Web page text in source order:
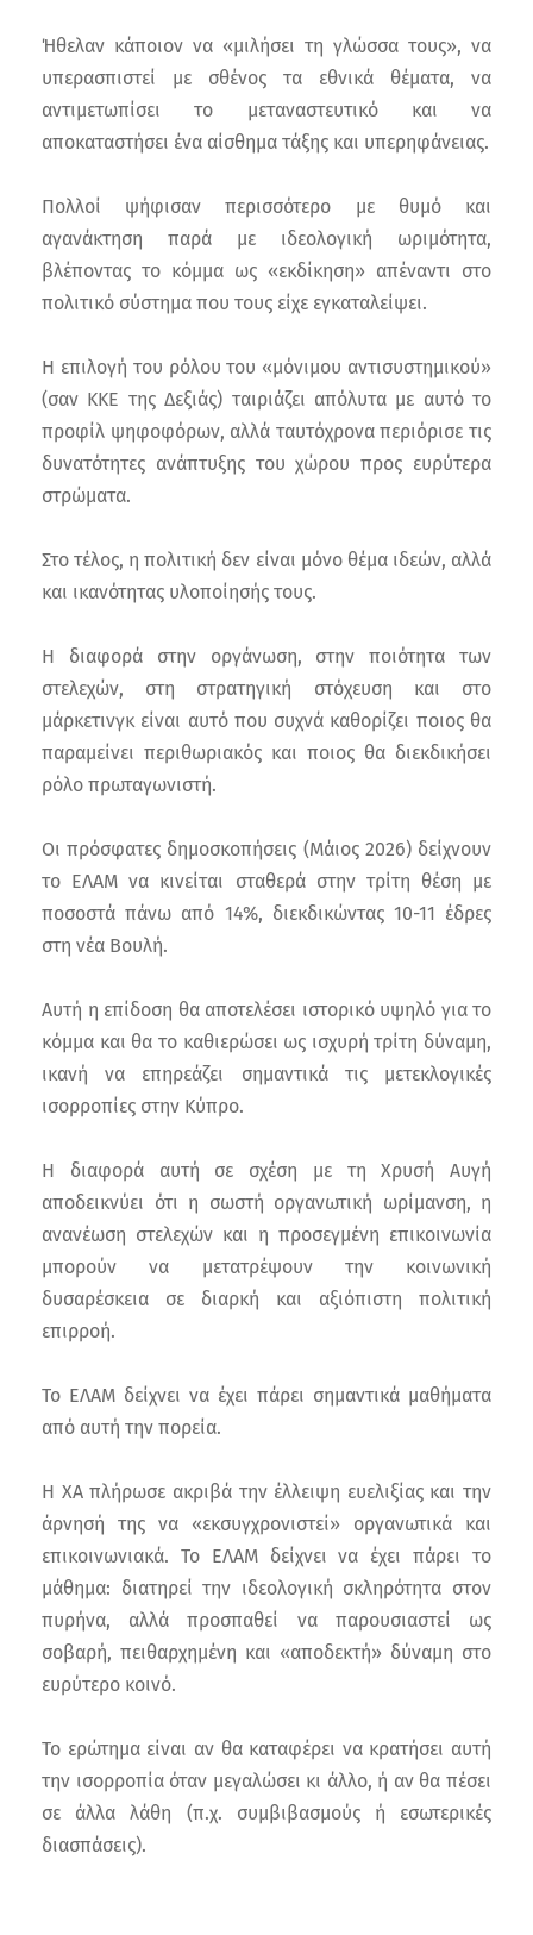
Ήθελαν κάποιον να «μιλήσει τη γλώσσα τους», να
υπερασπιστεί με σθένος τα εθνικά θέματα, να
αντιμετωπίσει το μεταναστευτικό και να
αποκαταστήσει ένα αίσθημα τάξης και υπερηφάνειας.
Πολλοί ψήφισαν περισσότερο με θυμό και
αγανάκτηση παρά με ιδεολογική ωριμότητα,
βλέποντας το κόμμα ως «εκδίκηση» απέναντι στο
πολιτικό σύστημα που τους είχε εγκαταλείψει.
Η επιλογή του ρόλου του «μόνιμου αντισυστημικού»
(σαν ΚΚΕ της Δεξιάς) ταιριάζει απόλυτα με αυτό το
προφίλ ψηφοφόρων, αλλά ταυτόχρονα περιόρισε τις
δυνατότητες ανάπτυξης του χώρου προς ευρύτερα
στρώματα.
Στο τέλος, η πολιτική δεν είναι μόνο θέμα ιδεών, αλλά
και ικανότητας υλοποίησής τους.
Η διαφορά στην οργάνωση, στην ποιότητα των
στελεχών, στη στρατηγική στόχευση και στο
μάρκετινγκ είναι αυτό που συχνά καθορίζει ποιος θα
παραμείνει περιθωριακός και ποιος θα διεκδικήσει
ρόλο πρωταγωνιστή.
Οι πρόσφατες δημοσκοπήσεις (Μάιος 2026) δείχνουν
το ΕΛΑΜ να κινείται σταθερά στην τρίτη θέση με
ποσοστά πάνω από 14%, διεκδικώντας 10-11 έδρες
στη νέα Βουλή.
Αυτή η επίδοση θα αποτελέσει ιστορικό υψηλό για το
κόμμα και θα το καθιερώσει ως ισχυρή τρίτη δύναμη,
ικανή να επηρεάζει σημαντικά τις μετεκλογικές
ισορροπίες στην Κύπρο.
Η διαφορά αυτή σε σχέση με τη Χρυσή Αυγή
αποδεικνύει ότι η σωστή οργανωτική ωρίμανση, η
ανανέωση στελεχών και η προσεγμένη επικοινωνία
μπορούν να μετατρέψουν την κοινωνική
δυσαρέσκεια σε διαρκή και αξιόπιστη πολιτική
επιρροή.
Το ΕΛΑΜ δείχνει να έχει πάρει σημαντικά μαθήματα
από αυτή την πορεία.
Η ΧΑ πλήρωσε ακριβά την έλλειψη ευελιξίας και την
άρνησή της να «εκσυγχρονιστεί» οργανωτικά και
επικοινωνιακά. Το ΕΛΑΜ δείχνει να έχει πάρει το
μάθημα: διατηρεί την ιδεολογική σκληρότητα στον
πυρήνα, αλλά προσπαθεί να παρουσιαστεί ως
σοβαρή, πειθαρχημένη και «αποδεκτή» δύναμη στο
ευρύτερο κοινό.
Το ερώτημα είναι αν θα καταφέρει να κρατήσει αυτή
την ισορροπία όταν μεγαλώσει κι άλλο, ή αν θα πέσει
σε άλλα λάθη (π.χ. συμβιβασμούς ή εσωτερικές
διασπάσεις).